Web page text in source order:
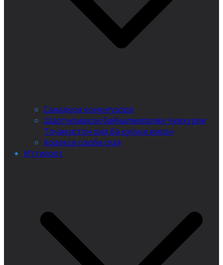
Санадҳои қонунгузорӣ
Шартномаҳои байналмилалии Ҷумҳурии
Тоҷикистон оид ба ҳуқуқи инсон
Кодекси одоби судя
Иттилоот